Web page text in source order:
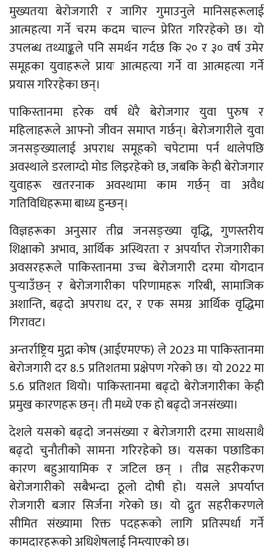
मुख्यतया बेरोजगारी र जागिर गुमाउनुले मानिसहरूलाई
आत्महत्या गर्ने चरम कदम चाल्न प्रेरित गरिरहेको छ। यो
उपलब्ध तथ्याङ्कले पनि समर्थन गर्दछ कि २० र ३० वर्ष उमेर
समूहका युवाहरूले प्रायः आत्महत्या गर्ने वा आत्महत्या गर्ने
प्रयास गरिरहेका छन्।
पाकिस्तानमा हरेक वर्ष धेरै बेरोजगार युवा पुरुष र
महिलाहरूले आफ्नो जीवन समाप्त गर्छन्। बेरोजगारीले युवा
जनसङ्ख्यालाई अपराध समूहको चपेटामा पर्न थालेपछि
अवस्थाले डरलाग्दो मोड लिइरहेको छ, जबकि केही बेरोजगार
युवाहरू खतरनाक अवस्थामा काम गर्छन् वा अवैध
गतिविधिहरूमा बाध्य हुन्छन्।
विज्ञहरूका अनुसार तीव्र जनसङ्ख्या वृद्धि, गुणस्तरीय
शिक्षाको अभाव, आर्थिक अस्थिरता र अपर्याप्त रोजगारीका
अवसरहरूले पाकिस्तानमा उच्च बेरोजगारी दरमा योगदान
पुर्‍याउँछन् र बेरोजगारीका परिणामहरू गरिबी, सामाजिक
अशान्ति, बढ्दो अपराध दर, र एक समग्र आर्थिक वृद्धिमा
गिरावट।
अन्तर्राष्ट्रिय मुद्रा कोष (आईएमएफ) ले 2023 मा पाकिस्तानमा
बेरोजगारी दर 8.5 प्रतिशतमा प्रक्षेपण गरेको छ। यो 2022 मा
5.6 प्रतिशत थियो। पाकिस्तानमा बढ्दो बेरोजगारीका केही
प्रमुख कारणहरू छन्। ती मध्ये एक हो बढ्दो जनसंख्या।
देशले यसको बढ्दो जनसंख्या र बेरोजगारी दरमा साथसाथै
बढ्दो चुनौतीको सामना गरिरहेको छ। यसका पछाडिका
कारण बहुआयामिक र जटिल छन् । तीव्र सहरीकरण
बेरोजगारीको सबैभन्दा ठूलो दोषी हो। यसले अपर्याप्त
रोजगारी बजार सिर्जना गरेको छ। यो द्रुत सहरीकरणले
सीमित संख्यामा रिक्त पदहरूको लागि प्रतिस्पर्धा गर्ने
कामदारहरूको अधिशेषलाई निम्त्याएको छ।